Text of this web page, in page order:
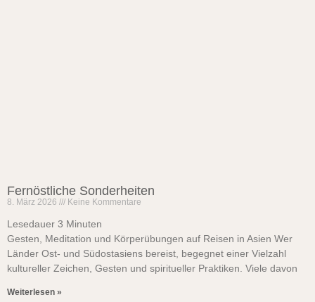
Fernöstliche Sonderheiten
8. März 2026 Keine Kommentare
Lesedauer 3 Minuten
Gesten, Meditation und Körperübungen auf Reisen in Asien Wer
Länder Ost- und Südostasiens bereist, begegnet einer Vielzahl
kultureller Zeichen, Gesten und spiritueller Praktiken. Viele davon
Weiterlesen »